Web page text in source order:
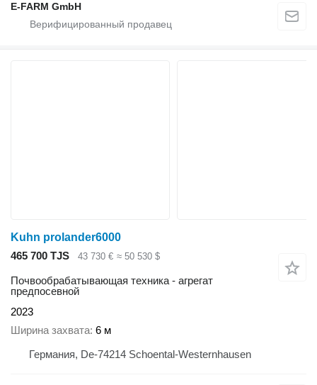
E-FARM GmbH
Kuhn prolander6000
465 700 TJS
43 730 € ≈ 50 530 $
Почвообрабатывающая техника - агрегат
предпосевной
2023
Ширина захвата 6 м
Германия, De-74214 Schoental-Westernhausen